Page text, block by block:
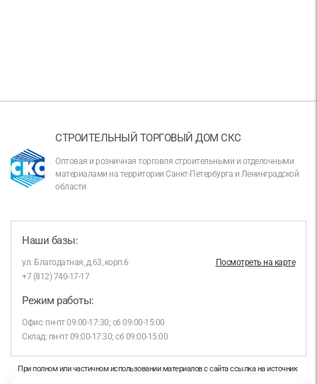
СТРОИТЕЛЬНЫЙ ТОРГОВЫЙ ДОМ СКС
Оптовая и розничная торговля строительными и отделочными
материалами на территории Санкт-Петербурга и Ленинградской
области
Наши базы:
ул. Благодатная, д.63, корп.6
Посмотреть на карте
+7 (812) 740-17-17
Режим работы:
Офис: пн-пт 09:00-17:30; сб 09:00-15:00
Склад: пн-пт 09:00-17:30; сб 09:00-15:00
При полном или частичном использовании материалов с сайта ссылка на источник